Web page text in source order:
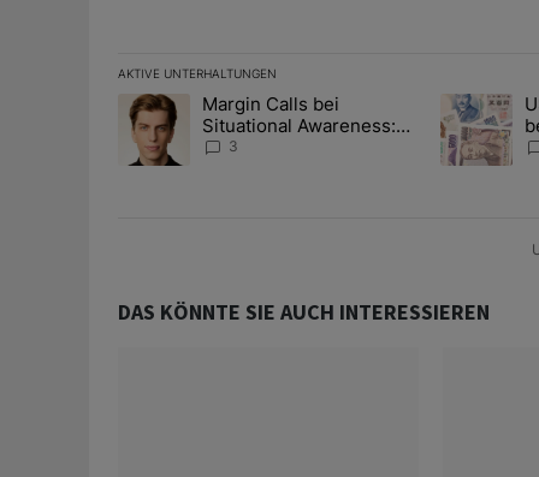
AKTIVE UNTERHALTUNGEN
Das Folgende ist eine Liste der am meisten
Ein Trendartikel mit dem Titel "Margin Calls bei
Margin Calls bei
Situational Awareness:
Alles über den Retter-
3
Ein
DAS KÖNNTE SIE AUCH INTERESSIEREN